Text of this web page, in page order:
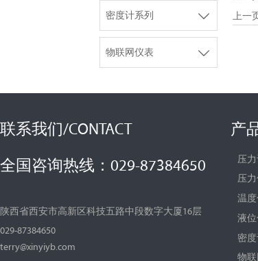
密度计系列 
物联网仪表 
上一
联系我们/CONTACT
全国咨询热线：029-87384650
陕西省西安市高新区科技五路中段数字大厦16层
029-87384650
terry@xinyiyb.com
产
压
压
温
液位
密
物